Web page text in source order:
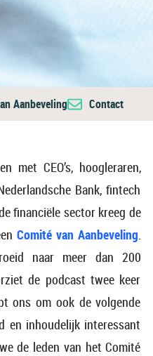
Aanbeveling Contact
met CEO’s, hoogleraren,
Bank, fintech
financiële sector kreeg de
Comité van Aanbeveling.
naar meer dan 200
de podcast twee keer
ons om ook de volgende
en inhoudelijk interessant
de leden van het Comité